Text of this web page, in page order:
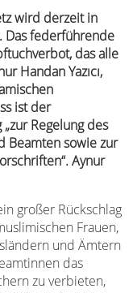
wird derzeit in
Das federführende
das alle
Handan Yazıcı,
ist der
Regelung des
Beamten sowie zur
Aynur
großer Rückschlag
Frauen,
und Ämtern
das
zu verbieten,